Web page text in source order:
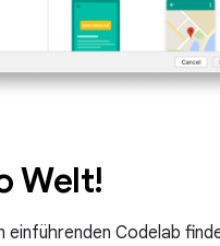
Welt!
einführenden Codelab